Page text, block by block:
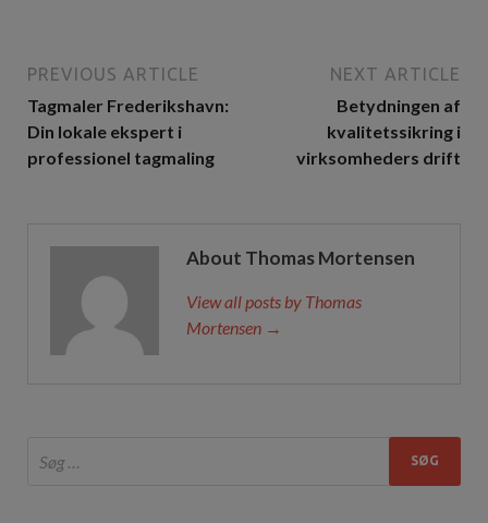
PREVIOUS ARTICLE
Tagmaler Frederikshavn:
Din lokale ekspert i
professionel tagmaling
NEXT ARTICLE
Betydningen af
kvalitetssikring i
virksomheders drift
About Thomas Mortensen
View all posts by Thomas
Mortensen →